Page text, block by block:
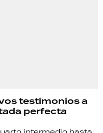
testimonios a
perfecta